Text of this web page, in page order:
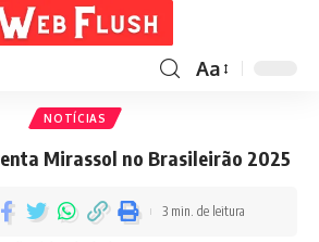
Aa
NOTÍCIAS
Mirassol no Brasileirão 2025
3 min. de leitura